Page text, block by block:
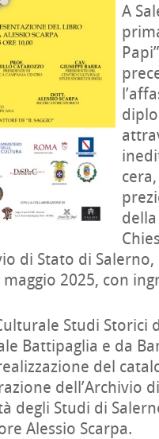
A
di Stato di
2025, con
Studi Storici
Battipaglia e da
del
dell’Archivio
degli Studi di
Alessio Scarpa.